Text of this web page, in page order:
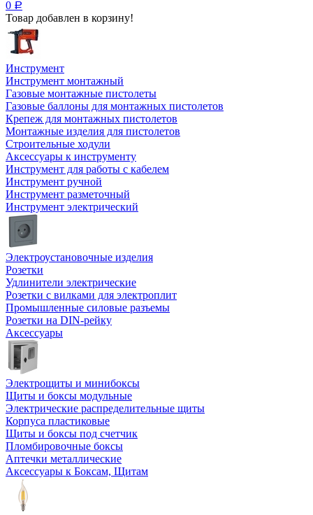
0 Р
Товар добавлен в корзину!
Инструмент
Инструмент монтажный
Газовые монтажные пистолеты
Газовые баллоны для монтажных пистолетов
Крепеж для монтажных пистолетов
Монтажные изделия для пистолетов
Строительные ходули
Аксессуары к инструменту
Инструмент для работы с кабелем
Инструмент ручной
Инструмент разметочный
Инструмент электрический
Электроустановочные изделия
Розетки
Удлинители электрические
Розетки с вилками для электроплит
Промышленные силовые разъемы
Розетки на DIN-рейку
Аксессуары
Электрощиты и минибоксы
Щиты и боксы модульные
Электрические распределительные щиты
Корпуса пластиковые
Щиты и боксы под счетчик
Пломбировочные боксы
Аптечки металлические
Аксессуары к Боксам, Щитам